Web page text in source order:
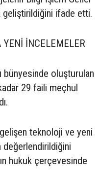
ifade etti.
YENİ İNCELEMELER
bünyesinde oluşturulan
29 faili meçhul
teknoloji ve yeni
hukuk çerçevesinde